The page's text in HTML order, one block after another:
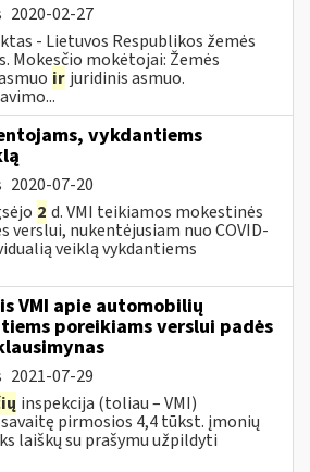
2020-02-27
- Lietuvos Respublikos žemės
Mokesčio mokėtojai: Žemės
ir juridinis asmuo.
vykdantiems
2020-07-20
2 d. VMI teikiamos mokestinės
verslui, nukentėjusiam nuo COVID-
veiklą vykdantiems
VMI apie automobilių
poreikiams verslui padės
2021-07-29
inspekcija (toliau – VMI)
pirmosios 4,4 tūkst. įmonių
laiškų su prašymu užpildyti